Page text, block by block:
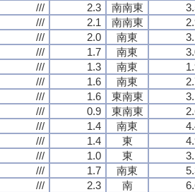
/// 2.3 南南東
/// 2.1 南南東
/// 2.0 南東
/// 1.7 南東
/// 1.3 南東
/// 1.6 南東
/// 1.6 東南東
/// 0.9 東南東
/// 1.4 南東
/// 1.4 東
/// 1.0 東
/// 1.7 南東
/// 2.3 南